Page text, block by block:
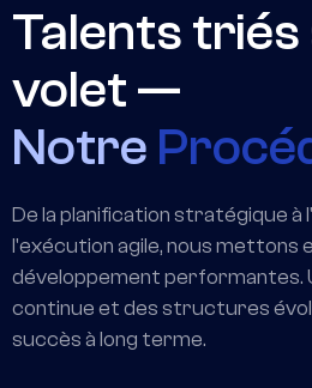
Talents triés
volet —
Notre
De la planification stratégique à
l'exécution agile, nous mettons
développement performantes.
continue et des structures
succès à long terme.